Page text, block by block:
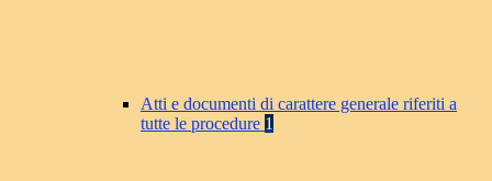
Atti e documenti di carattere generale riferiti a
tutte le procedure 1